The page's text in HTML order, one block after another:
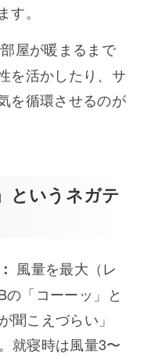
。
屋が暖まるまで
を活かしたり、サ
を循環させるのが
というネガテ
風量を最大（レ
「コーーッ」と
聞こえづらい」
就寝時は風量3〜